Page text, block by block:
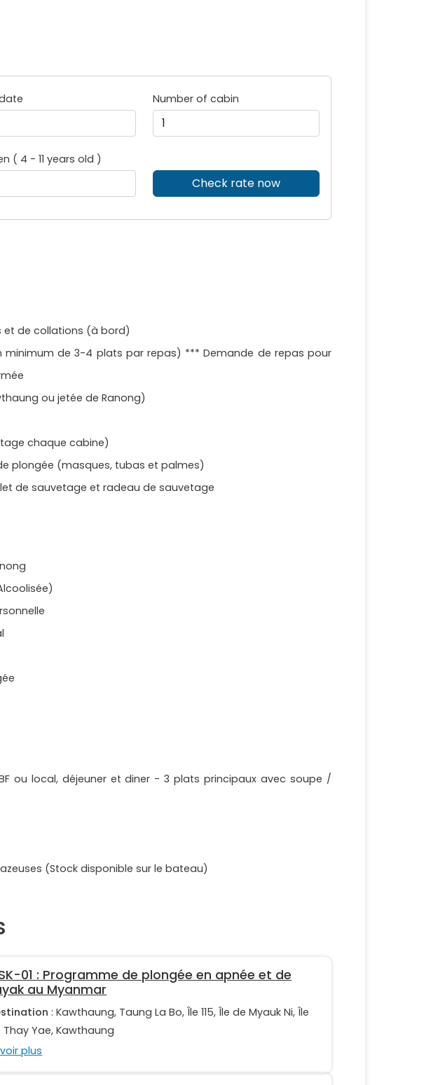
Number of cabin
( 4 - 11 years old )
Check rate now
et de collations (à bord)
minimum de 3-4 plats par repas) *** Demande de repas pour
ou jetée de Ranong)
chaque cabine)
plongée (masques, tubas et palmes)
de sauvetage et radeau de sauvetage
ou local, déjeuner et diner - 3 plats principaux avec soupe /
(Stock disponible sur le bateau)
01 : Programme de plongée en apnée et de
au Myanmar
: Kawthaung, Taung La Bo, Île 115, Île de Myauk Ni, Île
Thay Yae, Kawthaung
plus